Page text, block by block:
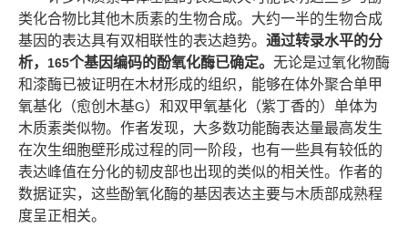
类化合物比其他木质素的生物合成。大约一半的生物合成
基因的表达具有双相联性的表达趋势。 通过转录水平的分
析， 165个基因编码的酚氧化酶已确定。 无论是过氧化物酶
和漆酶已被证明在木材形成的组织，能够在体外聚合单甲
氧基化（愈创木基G）和双甲氧基化（紫丁香的）单体为
木质素类似物。作者发现，大多数功能酶表达量最高发生
在次生细胞壁形成过程的同一阶段，也有一些具有较低的
表达峰值在分化的韧皮部也出现的类似的相关性。作者的
数据证实，这些酚氧化酶的基因表达主要与木质部成熟程
度呈正相关。